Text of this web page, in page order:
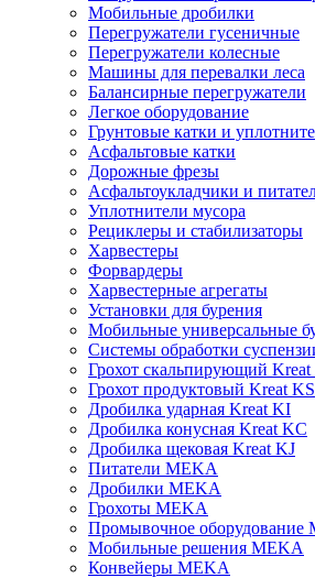
Мобильные дробилки
Перегружатели гусеничные
Перегружатели колесные
Машины для перевалки леса
Балансирные перегружатели
Легкое оборудование
Грунтовые катки и
Асфальтовые катки
Дорожные фрезы
Асфальтоукладчики и
Уплотнители мусора
Рециклеры и стабилизаторы
Харвестеры
Форвардеры
Харвестерные агрегаты
Установки для бурения
Мобильные универсальные
Системы обработки
Грохот скальпирующий Kreat
Грохот продуктовый Kreat KS
Дробилка ударная Kreat KI
Дробилка конусная Kreat KC
Дробилка щековая Kreat KJ
Питатели MEKA
Дробилки MEKA
Грохоты MEKA
Промывочное оборудование
Мобильные решения MEKA
Конвейеры MEKA